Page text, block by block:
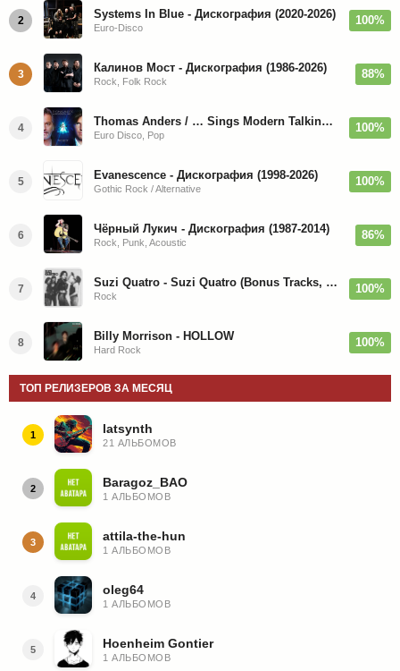
2 Systems In Blue - Дискография (2020-2026)
Euro-Disco
100%
3 Калинов Мост - Дискография (1986-2026)
Rock, Folk Rock
88%
4 Thomas Anders / … Sings Modern Talking: The Best hi-res
Euro Disco, Pop
100%
5 Evanescence - Дискография (1998-2026)
Gothic Rock / Alternative
100%
6 Чёрный Лукич - Дискография (1987-2014)
Rock, Punk, Acoustic
86%
7 Suzi Quatro - Suzi Quatro (Bonus Tracks, Remaster) 1973/2022
Rock
100%
8 Billy Morrison - HOLLOW
Hard Rock
100%
ТОП РЕЛИЗЕРОВ ЗА МЕСЯЦ
1 latsynth
21 АЛЬБОМОВ
2 Baragoz_BAO
1 АЛЬБОМОВ
3 attila-the-hun
1 АЛЬБОМОВ
4 oleg64
1 АЛЬБОМОВ
5 Hoenheim Gontier
1 АЛЬБОМОВ